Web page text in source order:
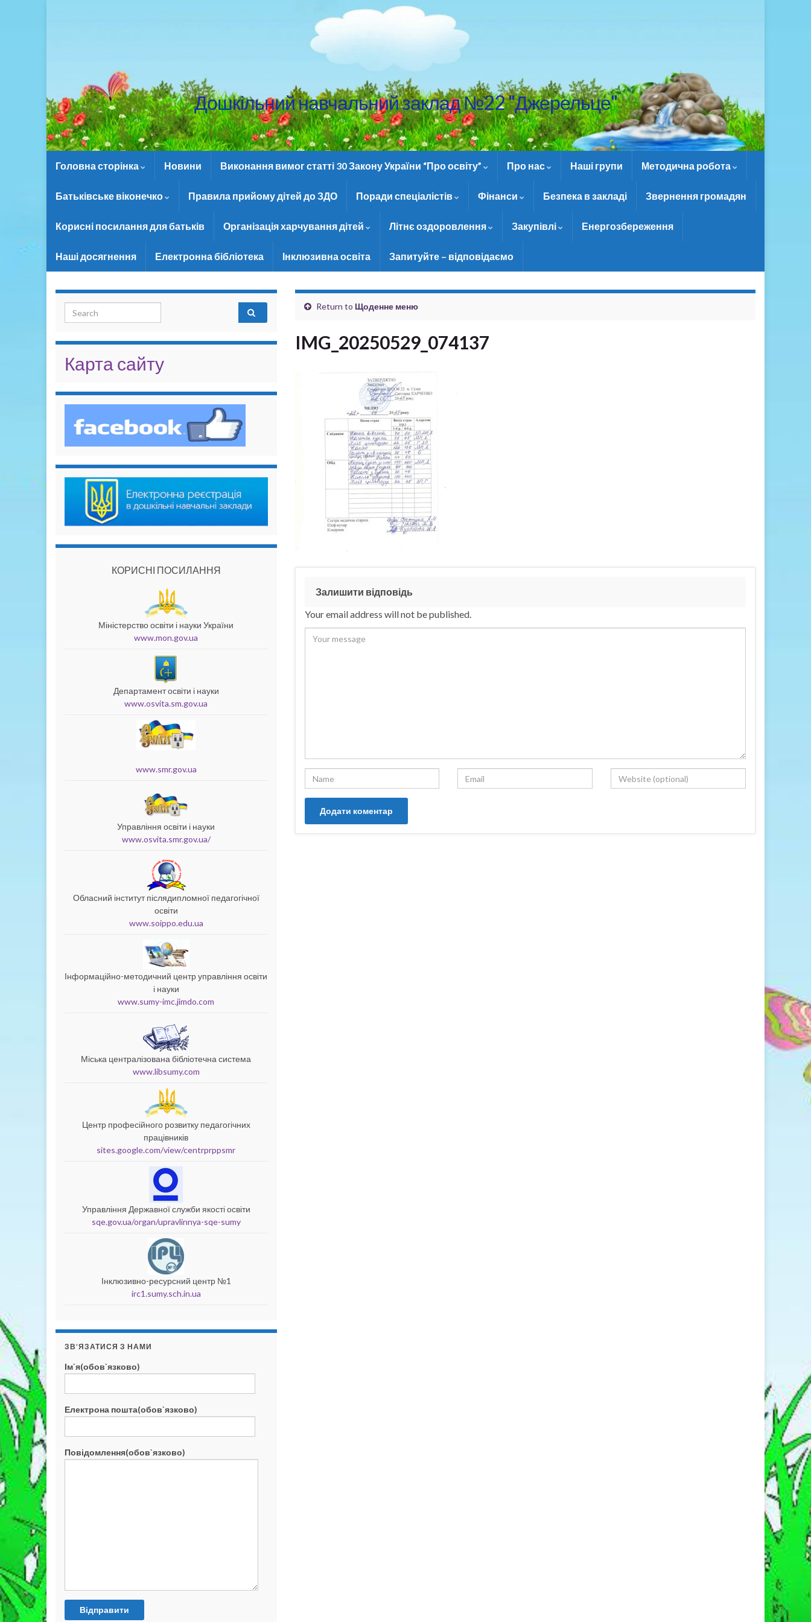
Дошкільний навчальний заклад №22 "Джерельце"
Головна сторінка Новини Виконання вимог статті 30 Закону України “Про освіту” Про нас Наші групи Методична робота
Батьківське віконечко Правила прийому дітей до ЗДО Поради спеціалістів Фінанси Безпека в закладі Звернення громадян
Корисні посилання для батьків Організація харчування дітей Літнє оздоровлення Закупівлі Енергозбереження
Наші досягнення Електронна бібліотека Інклюзивна освіта Запитуйте – відповідаємо
Return to Щоденне меню
IMG_20250529_074137
Залишити відповідь
Your email address will not be published.
Search for:
Карта сайту
КОРИСНІ ПОСИЛАННЯ
Міністерство освіти і науки України
www.mon.gov.ua
Департамент освіти і науки
www.osvita.sm.gov.ua
www.smr.gov.ua
Управління освіти і науки
www.osvita.smr.gov.ua/
Обласний інститут післядипломної педагогічної
освіти
www.soippo.edu.ua
Інформаційно-методичний центр управління освіти
і науки
www.sumy-imc.jimdo.com
Міська централізована бібліотечна система
www.libsumy.com
Центр професійного розвитку педагогічних
працівників
sites.google.com/view/centrprppsmr
Управління Державної служби якості освіти
sqe.gov.ua/organ/upravlinnya-sqe-sumy
Інклюзивно-ресурсний центр №1
irc1.sumy.sch.in.ua
ЗВ’ЯЗАТИСЯ З НАМИ
Ім`я(обов`язково)
Електрона пошта(обов`язково)
Повідомлення(обов`язково)